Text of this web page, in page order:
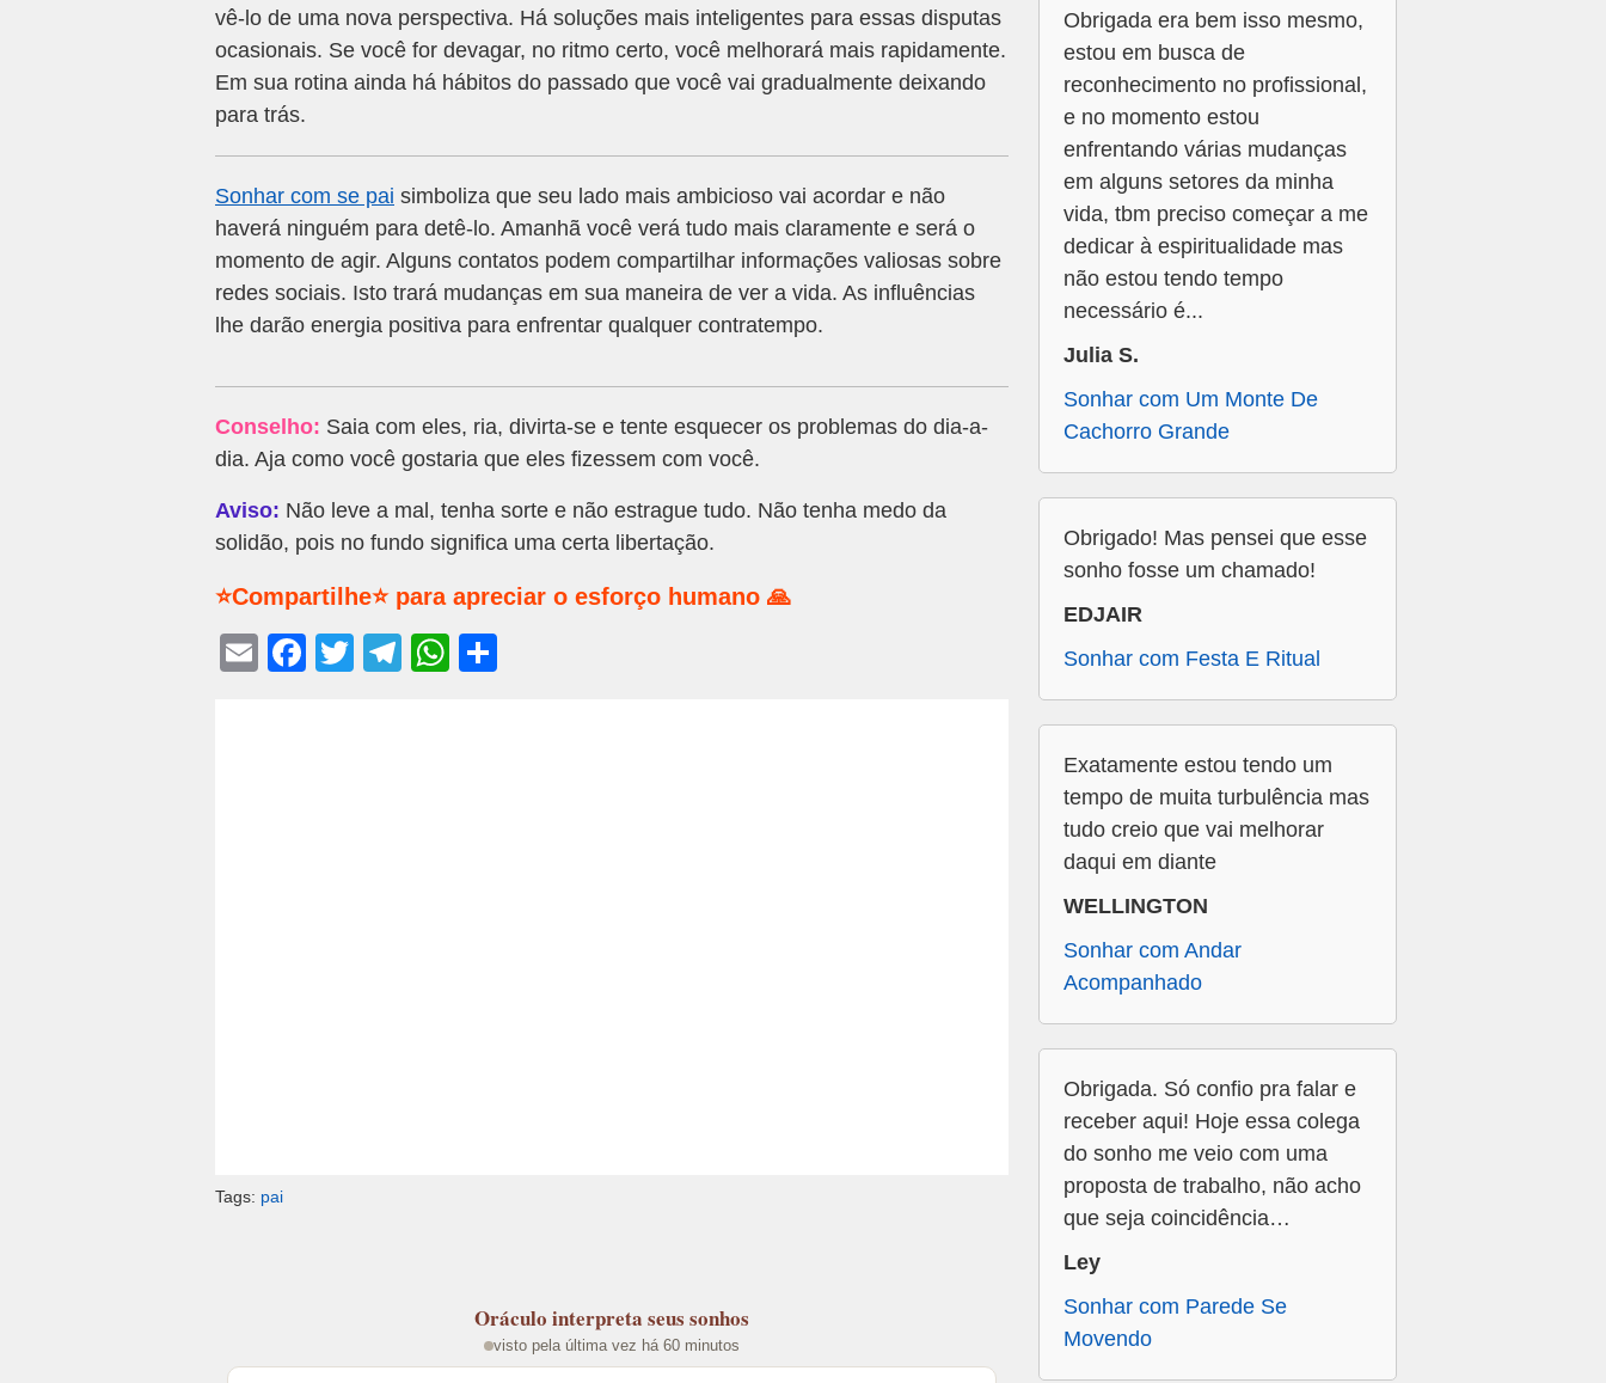
vê-lo de uma nova perspectiva. Há soluções mais inteligentes para essas disputas
ocasionais. Se você for devagar, no ritmo certo, você melhorará mais rapidamente.
Em sua rotina ainda há hábitos do passado que você vai gradualmente deixando
para trás.
Sonhar com se pai simboliza que seu lado mais ambicioso vai acordar e não
haverá ninguém para detê-lo. Amanhã você verá tudo mais claramente e será o
momento de agir. Alguns contatos podem compartilhar informações valiosas sobre
redes sociais. Isto trará mudanças em sua maneira de ver a vida. As influências
lhe darão energia positiva para enfrentar qualquer contratempo.
Conselho: Saia com eles, ria, divirta-se e tente esquecer os problemas do dia-a-
dia. Aja como você gostaria que eles fizessem com você.
Aviso: Não leve a mal, tenha sorte e não estrague tudo. Não tenha medo da
solidão, pois no fundo significa uma certa libertação.
⭐Compartilhe⭐ para apreciar o esforço humano 🙏
E
F
T
T
W
Tags: pai
Oráculo interpreta seus sonhos
visto pela última vez há 60 minutos
Obrigada era bem isso mesmo,
estou em busca de
reconhecimento no profissional,
e no momento estou
enfrentando várias mudanças
em alguns setores da minha
vida, tbm preciso começar a me
dedicar à espiritualidade mas
não estou tendo tempo
necessário é...
Julia S.
Sonhar com Um Monte De
Cachorro Grande
Obrigado! Mas pensei que esse
sonho fosse um chamado!
EDJAIR
Sonhar com Festa E Ritual
Exatamente estou tendo um
tempo de muita turbulência mas
tudo creio que vai melhorar
daqui em diante
WELLINGTON
Sonhar com Andar
Acompanhado
Obrigada. Só confio pra falar e
receber aqui! Hoje essa colega
do sonho me veio com uma
proposta de trabalho, não acho
que seja coincidência…
Ley
Sonhar com Parede Se
Movendo